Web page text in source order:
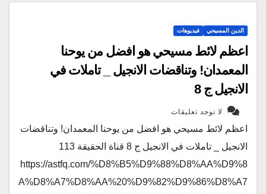
الدين المسيحي فيديوهات
اعظم لائط مسيحي هو افضل من يوحنا
المعمدان! وتناقضات الانجيل _ تاملات في
الانجيل ج 8
لا توجد تعليقات
اعظم لائط مسيحي هو افضل من يوحنا المعمدان! وتناقضات
الانجيل _ تاملات في الانجيل ج 8 قناة الحقيقة 113
https://astfq.com/%D8%B5%D9%88%D8%AA%D9%8
A%D8%A7%D8%AA%20%D9%82%D9%86%D8%A7